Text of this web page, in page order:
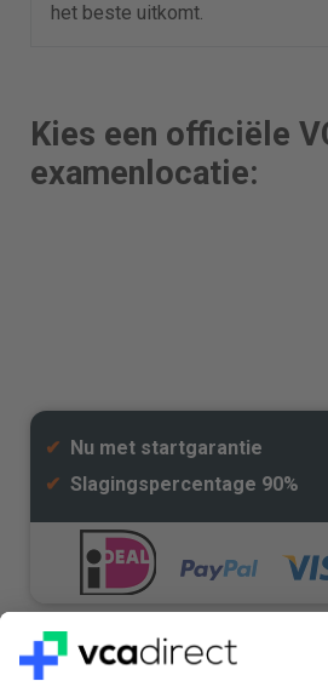
het beste uitkomt.
Kies een officiële
examenlocatie:
✔ Nu met startgarantie
✔ Slagingspercentage 90%